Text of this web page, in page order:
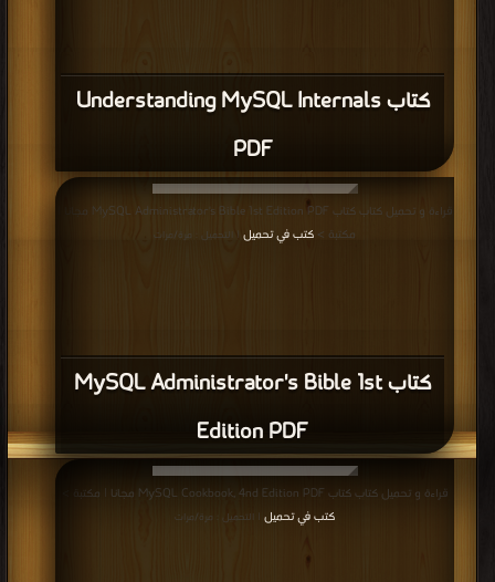
كتاب Understanding MySQL Internals
PDF
كتاب MySQL Administrator's Bible 1st
Edition PDF
قراءة و تحميل كتاب كتاب MySQL Administrator's Bible 1st Edition PDF مجانا |
مكتبة > كتب في تحميل | التحميل : مرة/مرات
قراءة و تحميل كتاب كتاب MySQL Cookbook, 4nd Edition PDF مجانا | مكتبة >
كتب في تحميل
| التحميل : مرة/مرات